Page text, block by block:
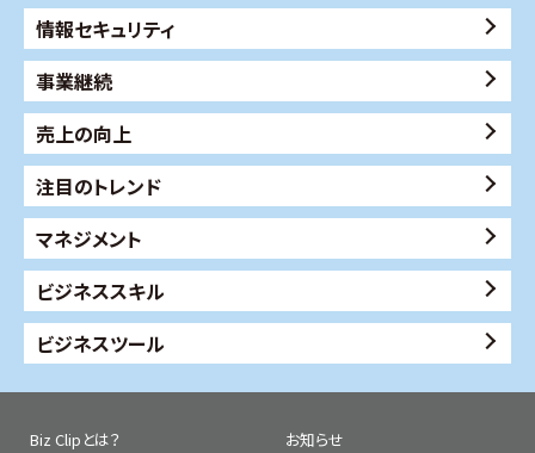
情報セキュリティ
事業継続
売上の向上
注目のトレンド
マネジメント
ビジネススキル
ビジネスツール
Biz Clipとは？ お知らせ